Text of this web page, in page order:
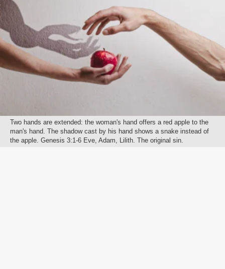
Two hands are extended: the woman's hand offers a red apple to the
man's hand. The shadow cast by his hand shows a snake instead of
the apple. Genesis 3:1-6 Eve, Adam, Lilith. The original sin.